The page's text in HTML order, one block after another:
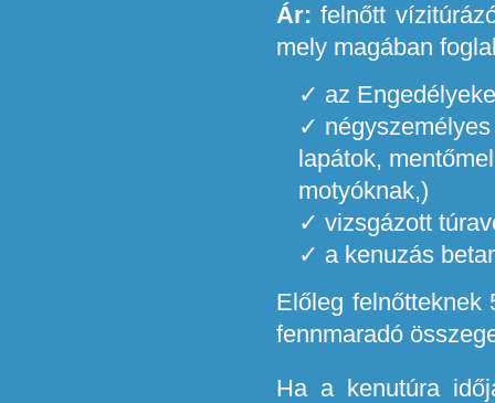
Ár: felnőtt
mely magában
az
lapátok,
motyóknak,)
vizsgázott
a kenuzás
Előleg felnőtteknek
fennmaradó
Ha a kenutúra